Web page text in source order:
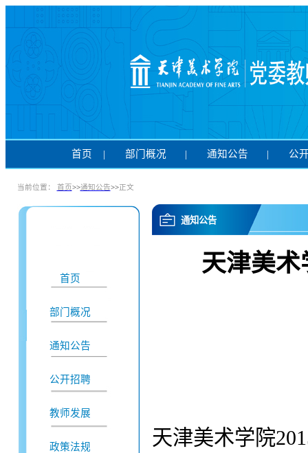
首页 | 部门概况 | 通知公告 | 公
当前位置： 首页>>通知公告>>正文
首页
部门概况
通知公告
公开招聘
教师发展
政策法规
通知公告
天津美术
天津美术学院